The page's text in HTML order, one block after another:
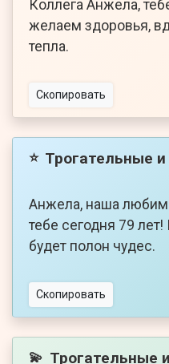
Коллега Анжела,
желаем здоровья,
тепла.
Скопировать
⭐ Трогательные
Анжела, наша
тебе сегодня 79
будет полон чудес.
Скопировать
💫 Трогательные